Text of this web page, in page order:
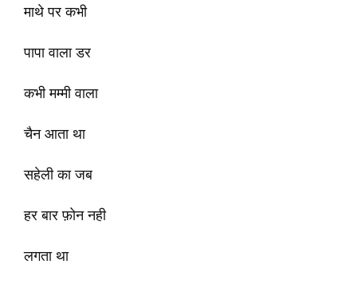
माथे पर कभी
पापा वाला डर
कभी मम्मी वाला
चैन आता था
सहेली का जब
हर बार फ़ोन नही
लगता था